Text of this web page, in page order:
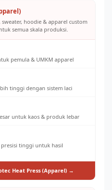
hoodie & apparel custom
semua skala produksi.
pemula & UMKM apparel
tinggi dengan sistem laci
untuk kaos & produk lebar
tinggi untuk hasil
Heat Press (Apparel) →